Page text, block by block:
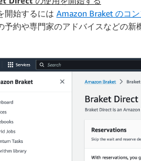
開始するには Amazon Braket のコ
予約や専門家のアドバイスなどの